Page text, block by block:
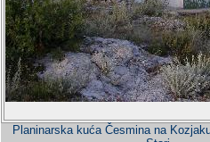
Planinarska kuća Česmina na